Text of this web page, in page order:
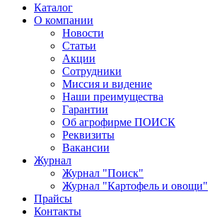
Каталог
О компании
Новости
Статьи
Акции
Сотрудники
Миссия и видение
Наши преимущества
Гарантии
Об агрофирме ПОИСК
Реквизиты
Вакансии
Журнал
Журнал "Поиск"
Журнал "Картофель и овощи"
Прайсы
Контакты